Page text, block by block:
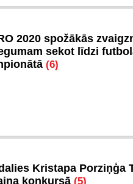
2020 spožākās
sekot līdzi
(6)
Kristapa Porziņģa
konkursā (5)